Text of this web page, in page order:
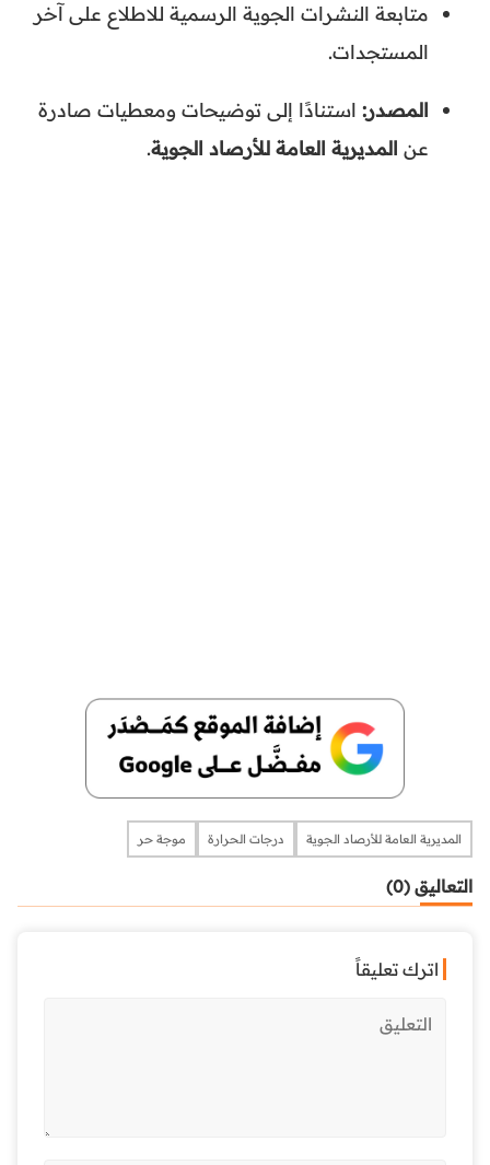
متابعة النشرات الجوية الرسمية للاطلاع على آخر
المستجدات.
المصدر: استنادًا إلى توضيحات ومعطيات صادرة
عن المديرية العامة للأرصاد الجوية.
المديرية العامة للأرصاد الجوية درجات الحرارة موجة حر
التعاليق (0)
اترك تعليقاً